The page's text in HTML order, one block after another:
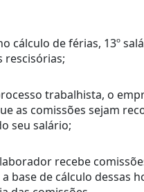
cálculo de férias, 13º
rescisórias;
trabalhista, o
as comissões sejam
seu salário;
recebe
base de cálculo dessas